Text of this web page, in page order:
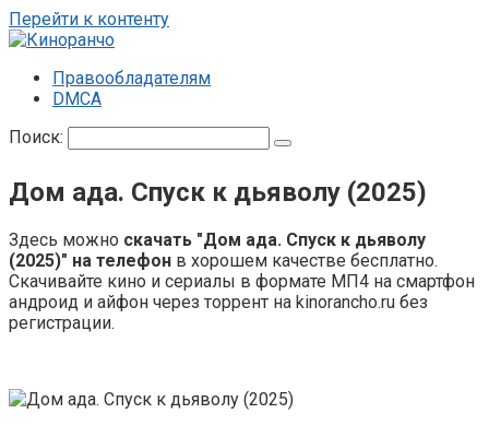
Перейти к контенту
Правообладателям
DMCA
Поиск:
Дом ада. Спуск к дьяволу (2025)
Здесь можно скачать "Дом ада. Спуск к дьяволу
(2025)" на телефон в хорошем качестве бесплатно.
Скачивайте кино и сериалы в формате МП4 на смартфон
андроид и айфон через торрент на kinorancho.ru без
регистрации.